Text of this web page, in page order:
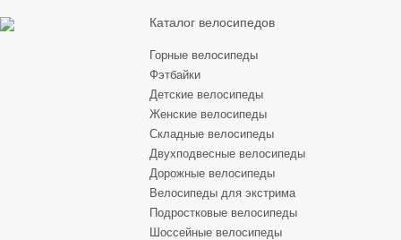
Каталог велосипедов
Горные велосипеды
Фэтбайки
Детские велосипеды
Женские велосипеды
Складные велосипеды
Двухподвесные велосипеды
Дорожные велосипеды
Велосипеды для экстрима
Подростковые велосипеды
Шоссейные велосипеды